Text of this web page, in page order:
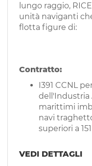
FR
DE
ES
PT
lungo raggio,
unità naviganti
flotta figure di:
Contratto:
I391 CCNL
dell'Industria
marittimi
navi
superiori a 151
VEDI DETTAGLI